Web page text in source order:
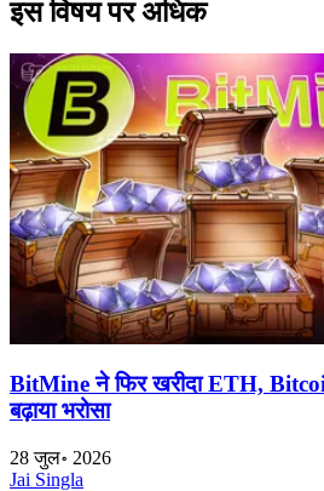
इस विषय पर अधिक
BitMine ने फिर खरीदा ETH,
बढ़ाया भरोसा
28 जुल॰ 2026
Jai Singla